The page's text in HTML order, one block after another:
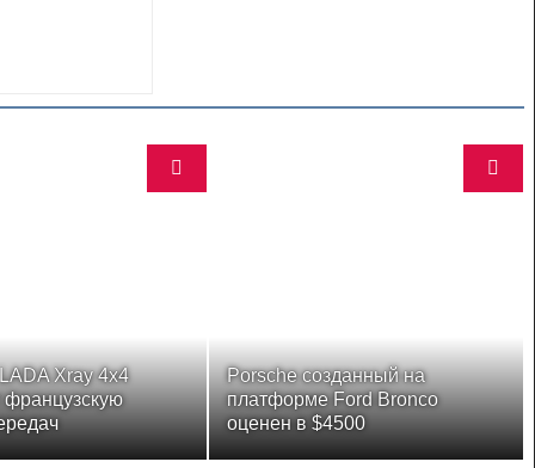
Xray 4x4
французскую
Porsche созданный на
платформе Ford Bronco
оценен в $4500